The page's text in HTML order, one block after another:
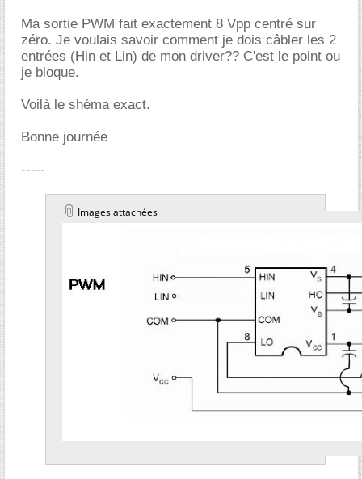
Ma sortie PWM fait exactement 8 Vpp centré sur
zéro. Je voulais savoir comment je dois câbler les 2
entrées (Hin et Lin) de mon driver?? C'est le point ou
je bloque.
Voilà le shéma exact.
Bonne journée
-----
Images attachées